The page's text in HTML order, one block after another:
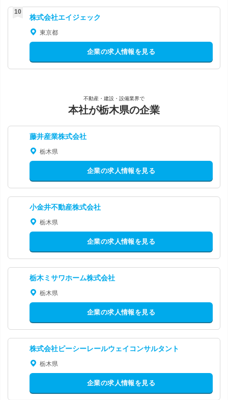
株式会社エイジェック
東京都
企業の求人情報を見る
不動産・建設・設備業界で
本社が栃木県の企業
藤井産業株式会社
栃木県
企業の求人情報を見る
小金井不動産株式会社
栃木県
企業の求人情報を見る
栃木ミサワホーム株式会社
栃木県
企業の求人情報を見る
株式会社ピーシーレールウェイコンサルタント
栃木県
企業の求人情報を見る